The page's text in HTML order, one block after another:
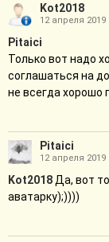
Kot2018
12 апреля 2019
Pitaici
Только вот надо
соглашаться на
не всегда хорошо
Pitaici
12 апреля 2019
Kot2018 Да, вот
аватарку);))))